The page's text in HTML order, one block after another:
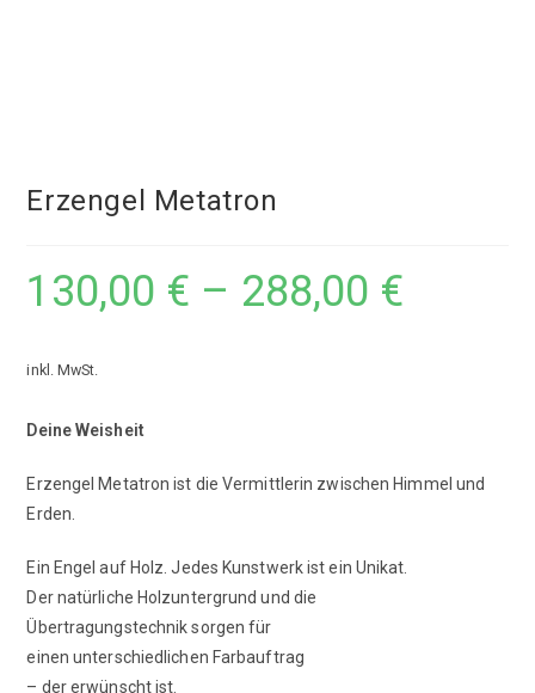
Erzengel Metatron
130,00 € – 288,00 €
inkl. MwSt.
Deine Weisheit
Erzengel Metatron ist die Vermittlerin zwischen Himmel und
Erden.
Ein Engel auf Holz. Jedes Kunstwerk ist ein Unikat.
Der natürliche Holzuntergrund und die
Übertragungstechnik sorgen für
einen unterschiedlichen Farbauftrag
­– der erwünscht ist.